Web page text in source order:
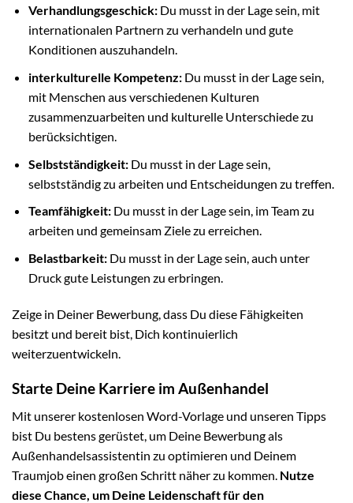
Verhandlungsgeschick:Du musst in der Lage sein, mit
internationalen Partnern zu verhandeln und gute
Konditionen auszuhandeln.
interkulturelle Kompetenz:Du musst in der Lage sein,
mit Menschen aus verschiedenen Kulturen
zusammenzuarbeiten und kulturelle Unterschiede zu
berücksichtigen.
Selbstständigkeit:Du musst in der Lage sein,
selbstständig zu arbeiten und Entscheidungen zu treffen.
Teamfähigkeit:Du musst in der Lage sein, im Team zu
arbeiten und gemeinsam Ziele zu erreichen.
Belastbarkeit:Du musst in der Lage sein, auch unter
Druck gute Leistungen zu erbringen.
Zeige in Deiner Bewerbung, dass Du diese Fähigkeiten
besitzt und bereit bist, Dich kontinuierlich
weiterzuentwickeln.
Starte Deine Karriere im Außenhandel
Mit unserer kostenlosen Word-Vorlage und unseren Tipps
bist Du bestens gerüstet, um Deine Bewerbung als
Außenhandelsassistentin zu optimieren und Deinem
Traumjob einen großen Schritt näher zu kommen. Nutze
diese Chance, um Deine Leidenschaft für den